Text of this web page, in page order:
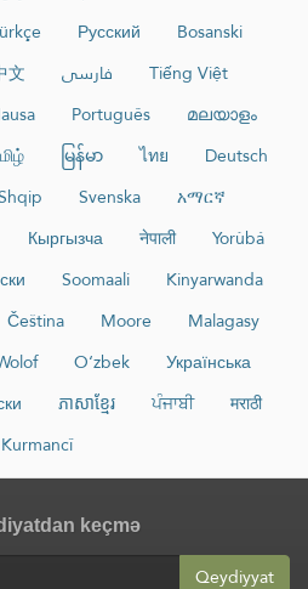
Русский
Bosanski
文 فارسی
Tiếng Việt
Português
മലയാളം
မြန်မာ ไทย
Deutsch
Svenska
አማርኛ
Кыргызча नेपाली
Yorùbá
Soomaali
Kinyarwanda
Čeština Moore
Malagasy
O‘zbek
Українська
ភាសាខ្មែរ ਪੰਜਾਬੀ
मराठी
Kurmancî
keçmə
Qeydiyyat